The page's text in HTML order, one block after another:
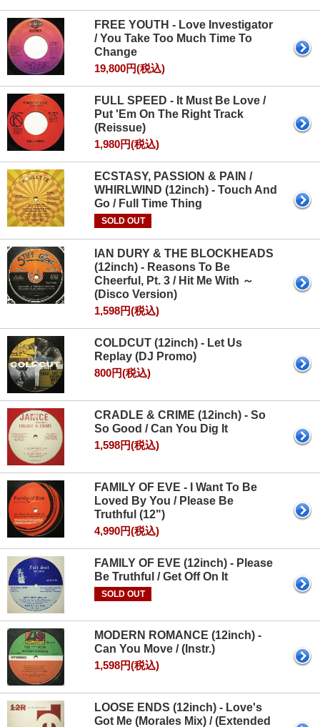
FREE YOUTH - Love Investigator
/ You Take Too Much Time To
Change
19,800円(税込)
FULL SPEED - It Must Be Love /
Put 'Em On The Right Track
(Reissue)
1,980円(税込)
ECSTASY, PASSION & PAIN /
WHIRLWIND (12inch) - Touch And
Go / Full Time Thing
SOLD OUT
IAN DURY & THE BLOCKHEADS
(12inch) - Reasons To Be
Cheerful, Pt. 3 / Hit Me With ～
(Disco Version)
1,598円(税込)
COLDCUT (12inch) - Let Us
Replay (DJ Promo)
800円(税込)
CRADLE & CRIME (12inch) - So
So Good / Can You Dig It
1,598円(税込)
FAMILY OF EVE - I Want To Be
Loved By You / Please Be
Truthful (12")
4,990円(税込)
FAMILY OF EVE (12inch) - Please
Be Truthful / Get Off On It
SOLD OUT
MODERN ROMANCE (12inch) -
Can You Move / (Instr.)
1,598円(税込)
LOOSE ENDS (12inch) - Love's
Got Me (Morales Mix) / (Extended